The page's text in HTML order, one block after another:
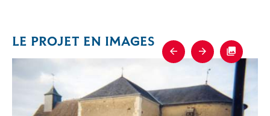
LE PROJET EN IMAGES
Previous
Next